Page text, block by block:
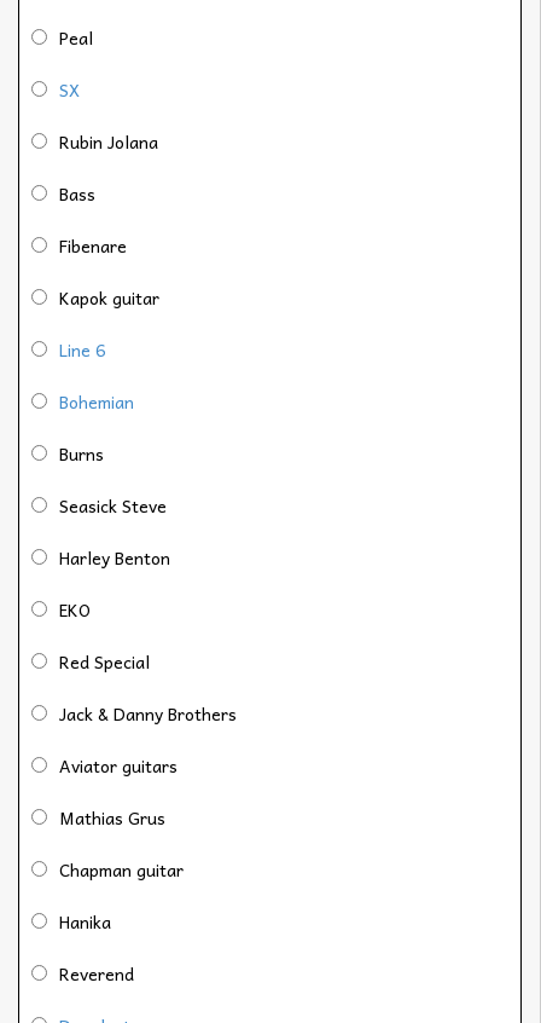
Peal
SX
Rubin Jolana
Bass
Fibenare
Kapok guitar
Line 6
Bohemian
Burns
Seasick Steve
Harley Benton
EKO
Red Special
Jack & Danny Brothers
Aviator guitars
Mathias Grus
Chapman guitar
Hanika
Reverend